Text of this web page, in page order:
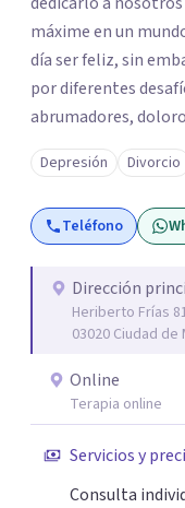
máxime en un
día ser feliz, sin
por diferentes
abrumadores,
preocupación al
sientes que estos
que exploremos
en un espacio
egresada de
Psicología por la
la UNAM. Cuento
Introducción a la
Principales
adolescentes.
ellos: Abordaje
del fantasma y
Depresión Divorcio
Teléfono
Dirección
Heriberto Frías
03020 Ciudad de
Online
Terapia online
Servicios y
Consulta